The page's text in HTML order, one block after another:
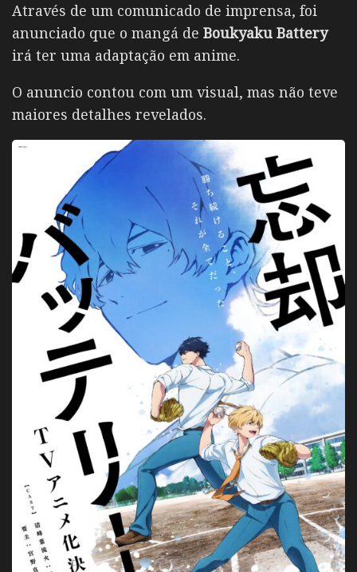
Através de um comunicado de imprensa, foi
anunciado que o mangá de Boukyaku Battery
irá ter uma adaptação em anime.
O anuncio contou com um visual, mas não teve
maiores detalhes revelados.